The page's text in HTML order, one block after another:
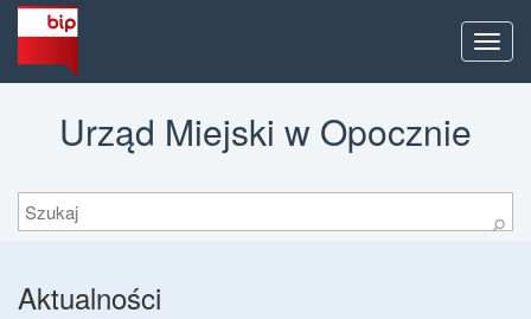
Menu
Urząd Miejski w Opocznie
Szukaj
⚲
Aktualności